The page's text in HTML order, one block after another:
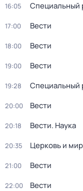
16:05 Специальный
17:00 Вести
18:00 Вести
19:00 Вести
19:28 Специальный
20:00 Вести
20:18 Вести. Наука
20:35 Церковь и мир
21:00 Вести
22:00 Вести